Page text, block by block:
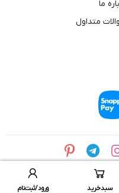
ما
متداول
طلای یونس می باشد.
سبدخرید ورود/ثبت‌نام